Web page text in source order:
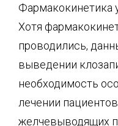
Фармакокинетика
Хотя
проводились,
выведении
необходимость
лечении
желчевыводящих